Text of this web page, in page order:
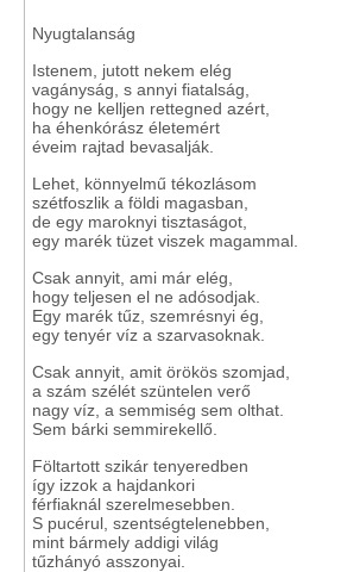
Nyugtalanság
Istenem, jutott nekem elég
vagányság, s annyi fiatalság,
hogy ne kelljen rettegned azért,
ha éhenkórász életemért
éveim rajtad bevasalják.
Lehet, könnyelmű tékozlásom
szétfoszlik a földi magasban,
de egy maroknyi tisztaságot,
egy marék tüzet viszek magammal.
Csak annyit, ami már elég,
hogy teljesen el ne adósodjak.
Egy marék tűz, szemrésnyi ég,
egy tenyér víz a szarvasoknak.
Csak annyit, amit örökös szomjad,
a szám szélét szüntelen verő
nagy víz, a semmiség sem olthat.
Sem bárki semmirekellő.
Föltartott szikár tenyeredben
így izzok a hajdankori
férfiaknál szerelmesebben.
S pucérul, szentségtelenebben,
mint bármely addigi világ
tűzhányó asszonyai.